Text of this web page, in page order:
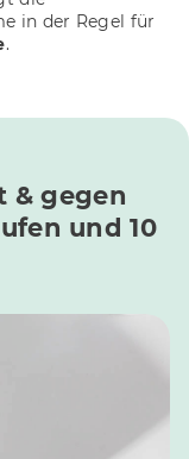
in der Regel für
.
& gegen
und 10